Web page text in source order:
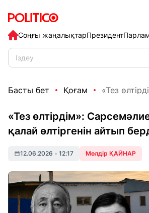
Соңғы жаңалықтарПрезидент
Басты бет Қоғам «Тез
«Тез өлтірдім»:
қалай өлтіргенін айтып
12.06.2026 • 12:17 Мөлдір ҚАЙНАР